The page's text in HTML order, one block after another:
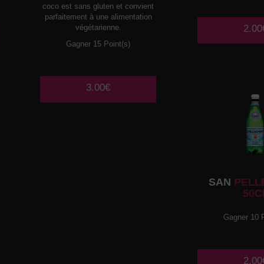
coco est sans gluten et convient
parfaitement à une alimentation
végétarienne.
Gagner 15 Point(s)
3.00€
SAN
Gagner 10